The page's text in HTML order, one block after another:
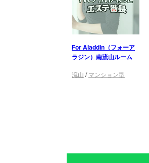
For Aladdin（フォーア
ラジン）南流山ルーム
流山 /マンション型